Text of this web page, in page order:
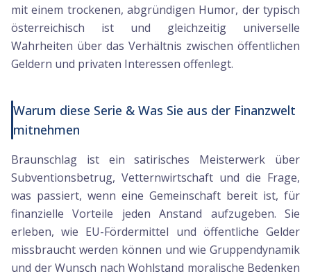
mit einem trockenen, abgründigen Humor, der typisch
österreichisch ist und gleichzeitig universelle
Wahrheiten über das Verhältnis zwischen öffentlichen
Geldern und privaten Interessen offenlegt.
Warum diese Serie & Was Sie aus der Finanzwelt
mitnehmen
Braunschlag ist ein satirisches Meisterwerk über
Subventionsbetrug, Vetternwirtschaft und die Frage,
was passiert, wenn eine Gemeinschaft bereit ist, für
finanzielle Vorteile jeden Anstand aufzugeben. Sie
erleben, wie EU-Fördermittel und öffentliche Gelder
missbraucht werden können und wie Gruppendynamik
und der Wunsch nach Wohlstand moralische Bedenken